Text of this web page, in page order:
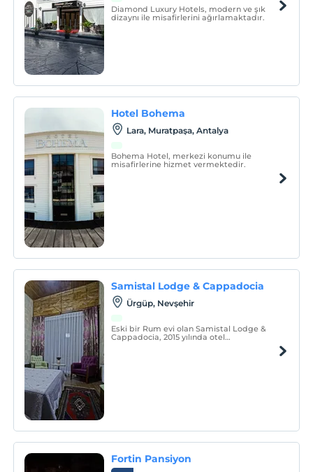
Diamond Luxury Hotels, modern ve şık
dizaynı ile misafirlerini ağırlamaktadır.
Hotel Bohema
Lara, Muratpaşa, Antalya
Bohema Hotel, merkezi konumu ile
misafirlerine hizmet vermektedir.
Samistal Lodge & Cappadocia
Ürgüp, Nevşehir
Eski bir Rum evi olan Samistal Lodge &
Cappadocia, 2015 yılında otel
Fortin Pansiyon